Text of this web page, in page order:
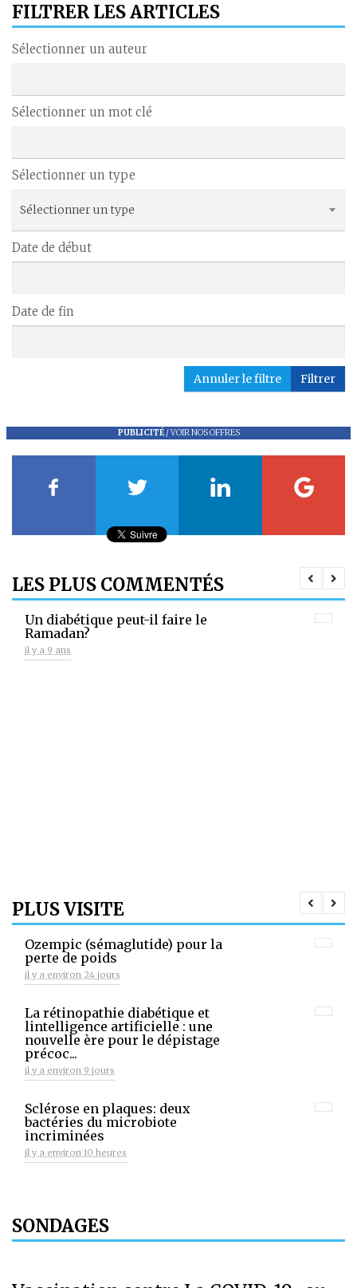
FILTRER LES ARTICLES
Sélectionner un auteur
Sélectionner un mot clé
Sélectionner un type
Sélectionner un type
Date de début
Date de fin
Filtrer
Annuler le filtre
PUBLICITÉ/VOIR NOS OFFRES
LES PLUS COMMENTÉS
Un diabétique peut-il faire le
Ramadan?
il y a 9 ans
PLUS VISITE
Ozempic (sémaglutide) pour la
perte de poids
il y a environ 24 jours
La rétinopathie diabétique et
lintelligence artificielle : une
nouvelle ère pour le dépistage
précoc...
il y a environ 9 jours
Sclérose en plaques: deux
bactéries du microbiote
incriminées
il y a environ 10 heures
SONDAGES